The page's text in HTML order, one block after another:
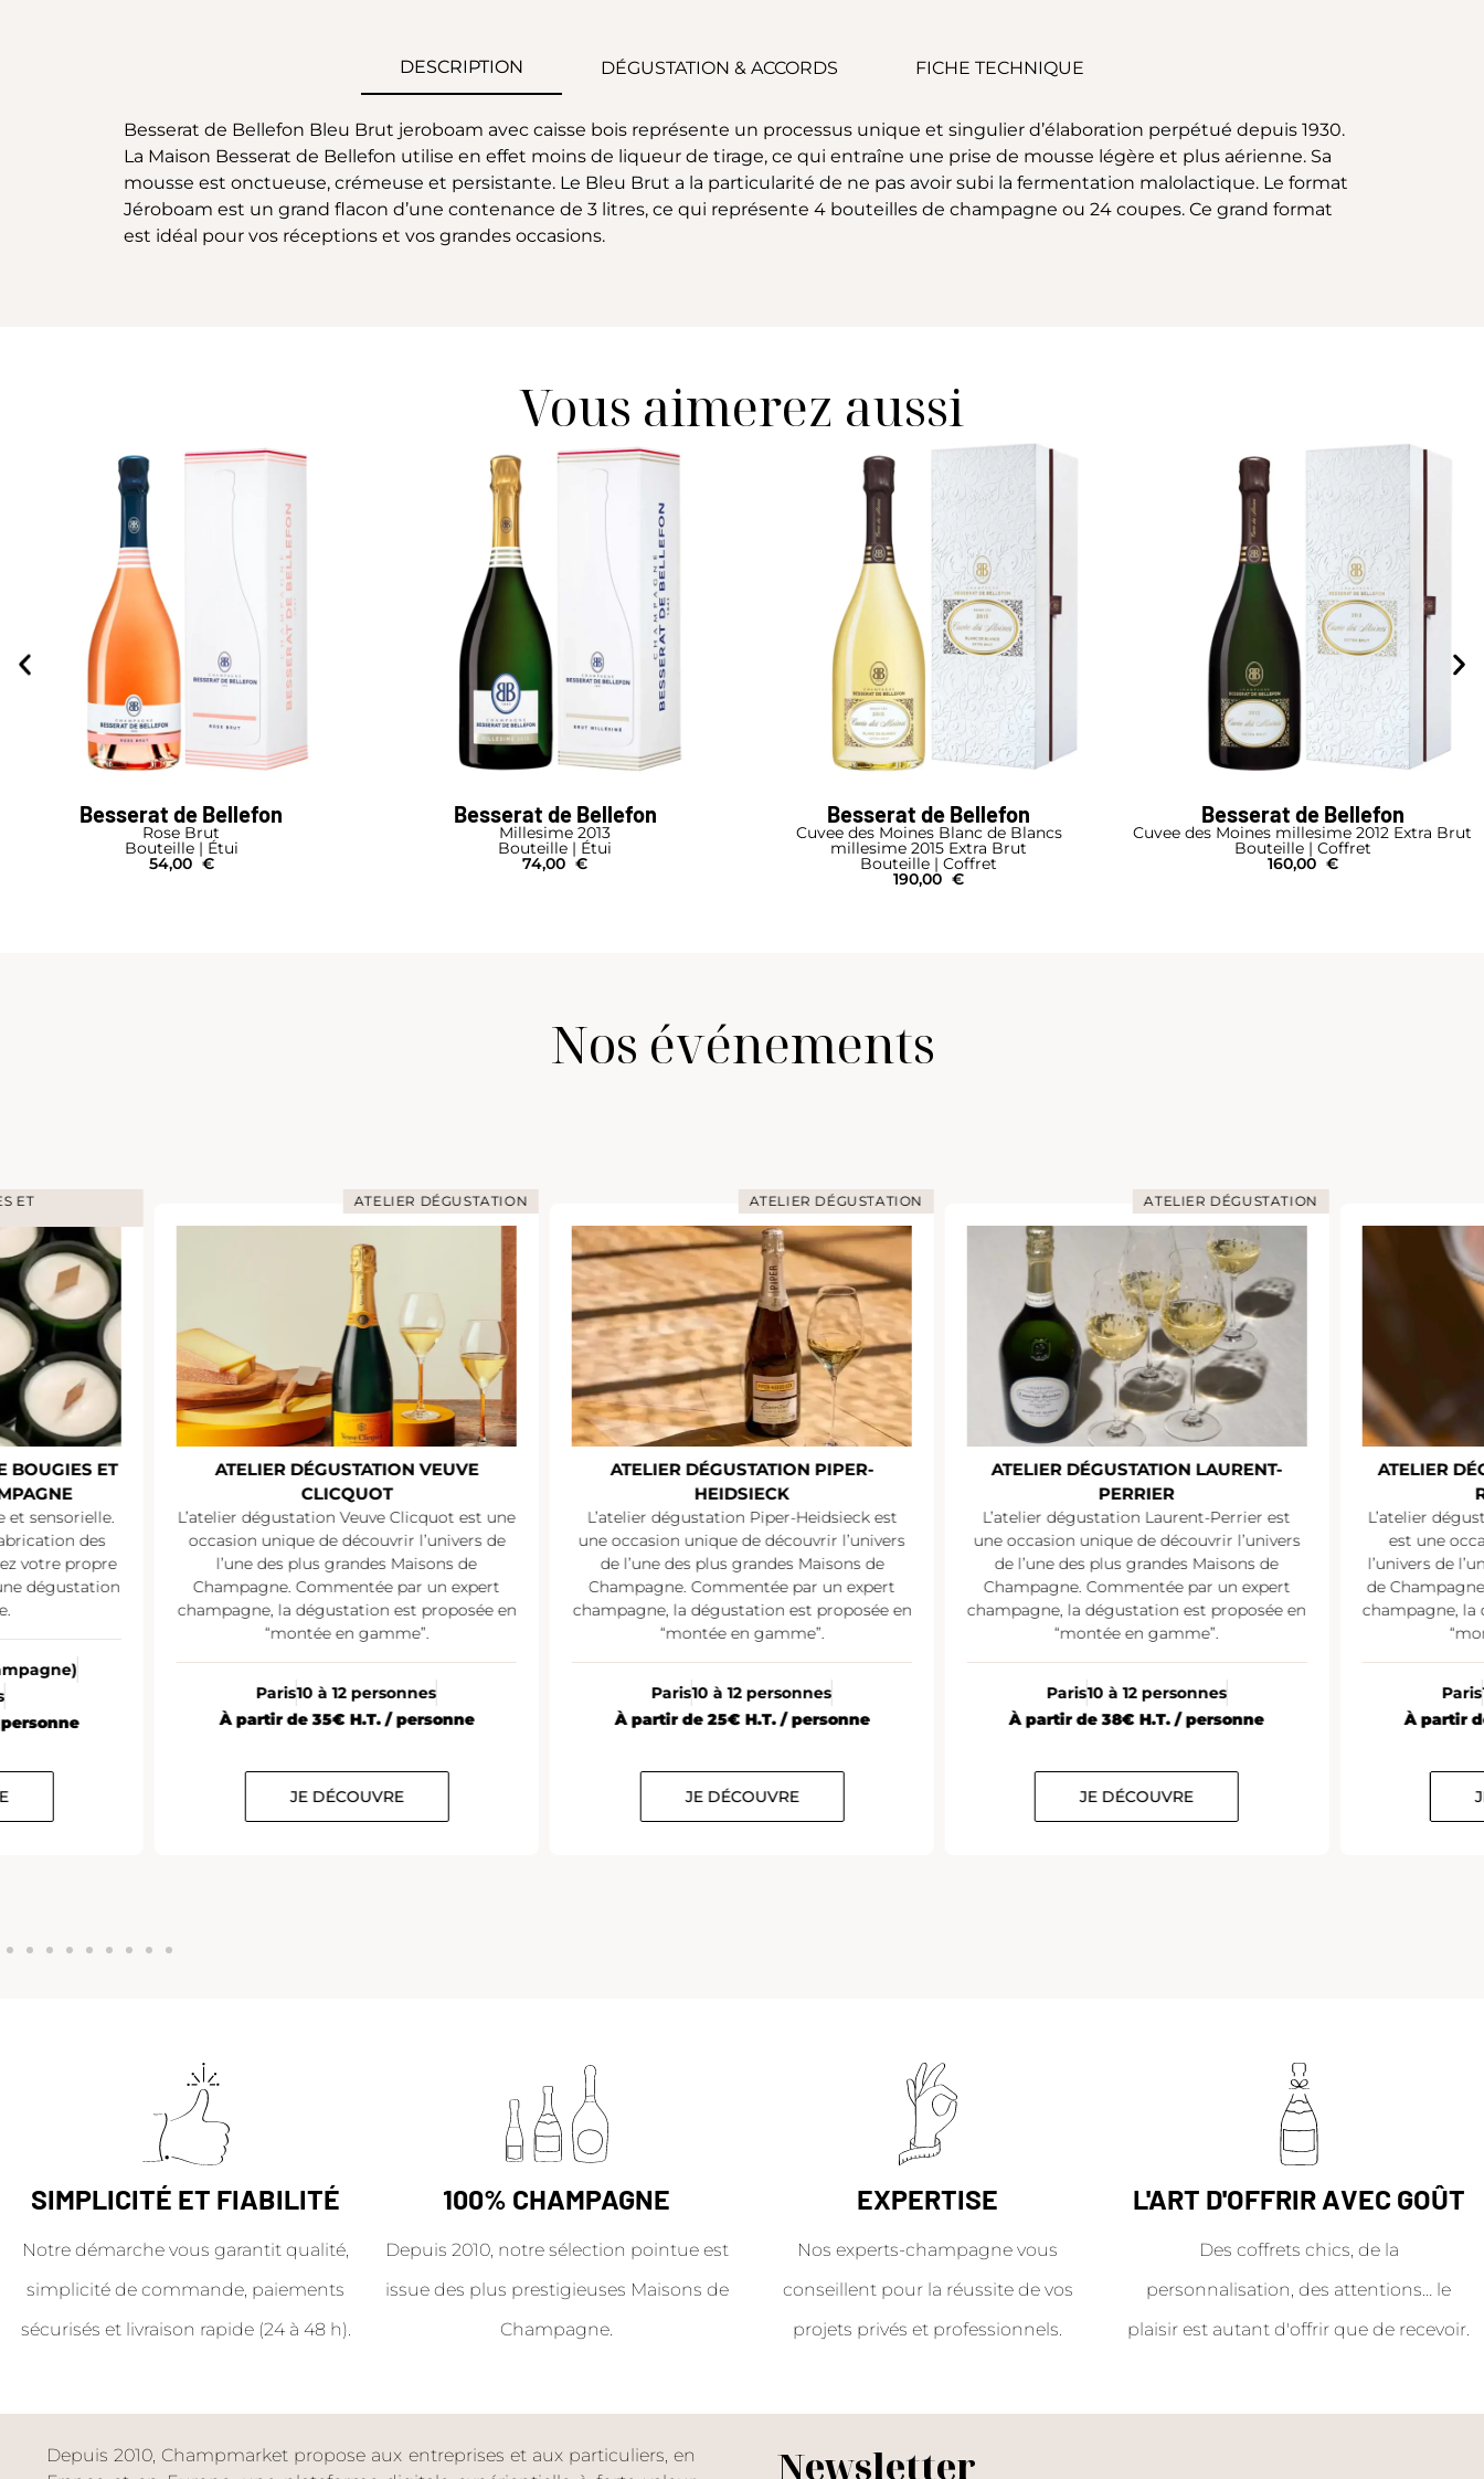
DESCRIPTION DÉGUSTATION & ACCORDS FICHE TECHNIQUE
Besserat de Bellefon Bleu Brut jeroboam avec caisse bois représente un processus unique et singulier d’élaboration perpétué depuis 1930.
La Maison Besserat de Bellefon utilise en effet moins de liqueur de tirage, ce qui entraîne une prise de mousse légère et plus aérienne. Sa
mousse est onctueuse, crémeuse et persistante. Le Bleu Brut a la particularité de ne pas avoir subi la fermentation malolactique. Le format
Jéroboam est un grand flacon d’une contenance de 3 litres, ce qui représente 4 bouteilles de champagne ou 24 coupes. Ce grand format
est idéal pour vos réceptions et vos grandes occasions.
Vous aimerez aussi
Besserat de Bellefon
Rose Brut
Bouteille | Étui
54,00 €
Besserat de Bellefon
Millesime 2013
Bouteille | Étui
74,00 €
Besserat de Bellefon
Cuvee des Moines Blanc de Blancs
millesime 2015 Extra Brut
Bouteille | Coffret
190,00 €
Besserat de Bellefon
Cuvee des Moines millesime 2012 Extra Brut
Bouteille | Coffret
160,00 €
Nos événements
ET
BOUGIES ET
et sensorielle.
des
votre propre
dégustation
ATELIER DÉGUSTATION
ATELIER DÉGUSTATION VEUVE
CLICQUOT
L’atelier dégustation Veuve Clicquot est une
occasion unique de découvrir l’univers de
l’une des plus grandes Maisons de
Champagne. Commentée par un expert
champagne, la dégustation est proposée en
“montée en gamme”.
Paris10 à 12 personnes
À partir de 35€ H.T. / personne
JE DÉCOUVRE
ATELIER DÉGUSTATION
ATELIER DÉGUSTATION PIPER-
HEIDSIECK
L’atelier dégustation Piper-Heidsieck est
une occasion unique de découvrir l’univers
de l’une des plus grandes Maisons de
Champagne. Commentée par un expert
champagne, la dégustation est proposée en
“montée en gamme”.
Paris10 à 12 personnes
À partir de 25€ H.T. / personne
JE DÉCOUVRE
ATELIER DÉGUSTATION
ATELIER DÉGUSTATION LAURENT-
PERRIER
L’atelier dégustation Laurent-Perrier est
une occasion unique de découvrir l’univers
de l’une des plus grandes Maisons de
Champagne. Commentée par un expert
champagne, la dégustation est proposée en
“montée en gamme”.
Paris10 à 12 personnes
À partir de 38€ H.T. / personne
JE DÉCOUVRE
ATELIER
L’atelier
est une
l’univers de
de
champagne, la
Paris
À partir
SIMPLICITÉ ET FIABILITÉ
Notre démarche vous garantit qualité,
simplicité de commande, paiements
sécurisés et livraison rapide (24 à 48 h).
100% CHAMPAGNE
Depuis 2010, notre sélection pointue est
issue des plus prestigieuses Maisons de
Champagne.
EXPERTISE
Nos experts-champagne vous
conseillent pour la réussite de vos
projets privés et professionnels.
L'ART D'OFFRIR AVEC GOÛT
Des coffrets chics, de la
personnalisation, des attentions… le
plaisir est autant d'offrir que de recevoir.
Depuis 2010, Champmarket propose aux entreprises et aux particuliers, en
Newsletter